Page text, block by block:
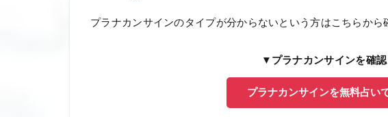
プラナカンサインのタイプが分からないという方はこちらから
▼プラナカンサインを確
プラナカンサインを無料占い